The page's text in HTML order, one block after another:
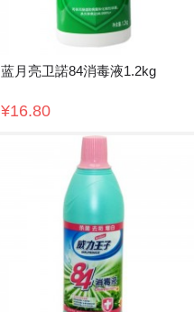
蓝月亮卫諾84消毒液1.2kg
¥16.80